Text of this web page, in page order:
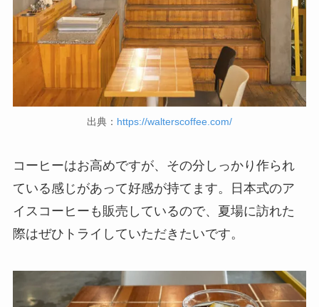
出典： https://walterscoffee.com/
コーヒーはお高めですが、その分しっかり作られ
ている感じがあって好感が持てます。日本式のア
イスコーヒーも販売しているので、夏場に訪れた
際はぜひトライしていただきたいです。